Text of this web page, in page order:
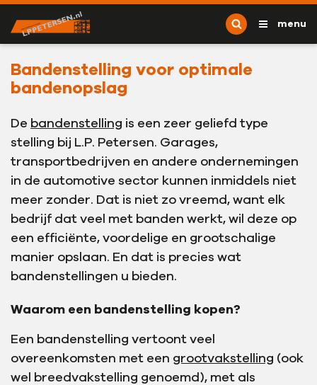
Ga naar content
L.P. Petersen
menu
Bandenstelling voor optimale
bandenopslag
De bandenstelling is een zeer geliefd type
stelling bij L.P. Petersen. Garages,
transportbedrijven en andere ondernemingen
in de automotive sector kunnen inmiddels niet
meer zonder. Dat is niet zo vreemd, want elk
bedrijf dat veel met banden werkt, wil deze op
een efficiënte, voordelige en grootschalige
manier opslaan. En dat is precies wat
bandenstellingen u bieden.
Waarom een bandenstelling kopen?
Een bandenstelling vertoont veel
overeenkomsten met een grootvakstelling (ook
wel breedvakstelling genoemd), met als